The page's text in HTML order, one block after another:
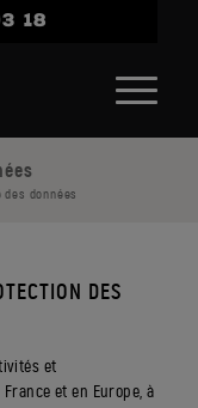
18
données
DES
et
et en Europe, à